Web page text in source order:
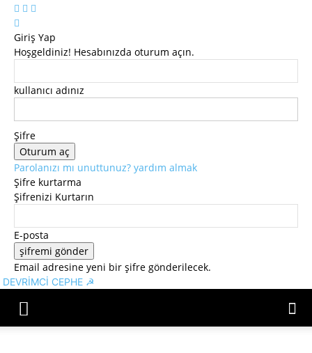
Giriş Yap
Hoşgeldiniz! Hesabınızda oturum açın.
kullanıcı adınız
Şifre
Parolanızı mı unuttunuz? yardım almak
Şifre kurtarma
Şifrenizi Kurtarın
E-posta
Email adresine yeni bir şifre gönderilecek.
DEVRİMCİ CEPHE ☭